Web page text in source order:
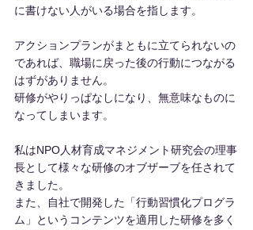
に書けない人がいる場合を指します。
アクションプランがまともに立てられないの
であれば、職場に戻った後の行動につながる
はずがありません。
研修がやりっぱなしになり、無意味なものに
なってしまいます。
私はNPO人材育成マネジメント研究会の理事
長として様々な研修のオブザーブを任されて
きました。
また、自社で開発した「行動習慣化プログラ
ム」というコンテンツを適用した研修を多く